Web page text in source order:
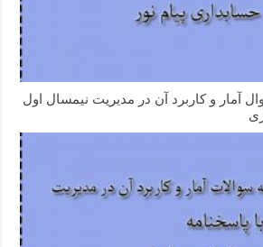
آمار و کاربرد آن در مدیریت نیمسال اول